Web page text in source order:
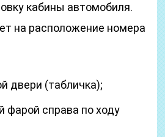
кабины автомобиля.
на расположение номера
двери (табличка);
фарой справа по ходу